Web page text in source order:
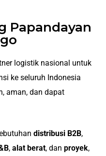
Papandayan
logistik nasional untuk
ke seluruh Indonesia
aman, dan dapat
distribusi B2B,
, alat berat, dan proyek,